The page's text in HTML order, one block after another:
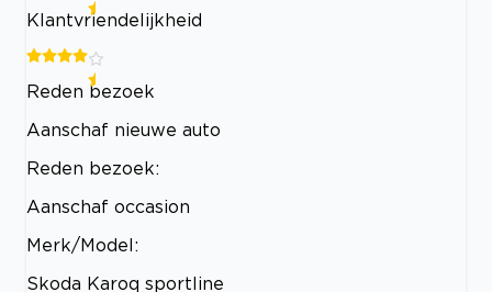
Klantvriendelijkheid
Reden bezoek
Aanschaf nieuwe auto
Reden bezoek:
Aanschaf occasion
Merk/Model:
Skoda Karoq sportline